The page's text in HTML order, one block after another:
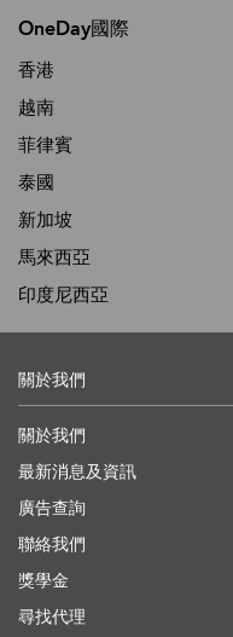
OneDay國際
香港
越南
菲律賓
泰國
新加坡
馬來西亞
印度尼西亞
關於我們
關於我們
最新消息及資訊
廣告查詢
聯絡我們
獎學金
尋找代理